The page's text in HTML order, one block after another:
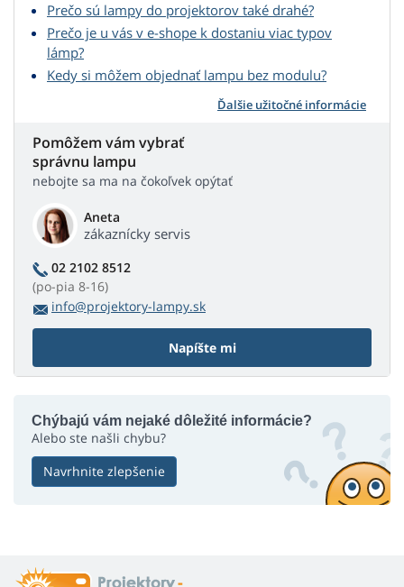
Prečo sú lampy do projektorov také drahé?
Prečo je u vás v e-shope k dostaniu viac typov
lámp?
Kedy si môžem objednať lampu bez modulu?
Ďalšie užitočné informácie
Pomôžem vám vybrať
správnu lampu
nebojte sa ma na čokoľvek opýtať
Aneta
zákaznícky servis
02 2102 8512
(po-pia 8-16)
info@projektory-lampy.sk
Napíšte mi
Chýbajú vám nejaké dôležité informácie?
Alebo ste našli chybu?
Navrhnite zlepšenie